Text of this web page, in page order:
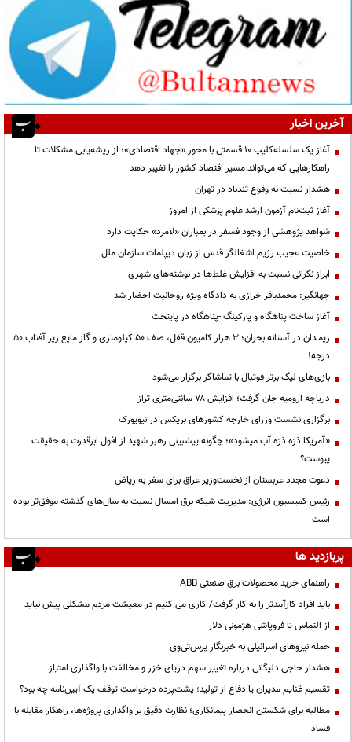
آخرین اخبار
آغاز یک سلسله‌کلیپ ۱۰ قسمتی با محور «جهاد اقتصادی»؛ از ریشه‌یابی مشکلات تا
راهکارهایی که می‌تواند مسیر اقتصاد کشور را تغییر دهد
هشدار نسبت به وقوع تندباد در تهران
آغاز ثبت‌نام آزمون ارشد علوم پزشکی از امروز
شواهد پژوهشی از وجود فسفر در بمباران «لامرد» حکایت دارد
خاصیت عجیب رژیم اشغالگر قدس از زبان دیپلمات سازمان ملل
ابراز نگرانی نسبت به افزایش غلط‌ها در نوشته‌های شهری
جهانگیر: محمدباقر خرازی به دادگاه ویژه روحانیت احضار شد
آغاز ساخت پناهگاه و پارکینگ -پناهگاه در پایتخت
ریمـدان در آستانه بحران؛ ۳ هزار کامیون قفل، صف ۵۰ کیلومتری و گاز مایع زیر آفتاب ۵۰
درجه!
بازی‌های لیگ برتر فوتبال با تماشاگر برگزار می‌شود
دریاچه ارومیه جان گرفت؛ افزایش ۷۸ سانتی‌متری تراز
برگزاری نشست وزرای خارجه کشورهای بریکس در نیویورک
«آمریکا ذرّه ذرّه آب میشود»؛ چگونه پیشبینی رهبر شهید از افول ابرقدرت به حقیقت
پیوست؟
دعوت مجدد عربستان از نخست‌وزیر عراق برای سفر به ریاض
رئیس کمیسیون انرژی: مدیریت شبکه برق امسال نسبت به سال‌های گذشته موفق‌تر بوده
است
پربازدید ها
راهنمای خرید محصولات برق صنعتی ABB
باید افراد کارآمدتر را به کار گرفت/ کاری می کنیم در معیشت مردم مشکلی پیش نیاید
از التماس تا فروپاشی هژمونی دلار
حمله نیروهای اسرائیلی به خبرنگار پرس‌تی‌وی
هشدار حاجی دلیگانی درباره تغییر سهم دریای خزر و مخالفت با واگذاری امتیاز
تقسیم غنایم مدیران یا دفاع از تولید؛ پشت‌پرده درخواست توقف یک آیین‌نامه چه بود؟
مطالبه برای شکستن انحصار پیمانکاری؛ نظارت دقیق بر واگذاری پروژه‌ها، راهکار مقابله با
فساد